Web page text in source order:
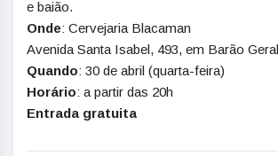
e baião.
Onde: Cervejaria Blacaman
Avenida Santa Isabel, 493, em Barão
Quando: 30 de abril (quarta-feira)
Horário: a partir das 20h
Entrada gratuita